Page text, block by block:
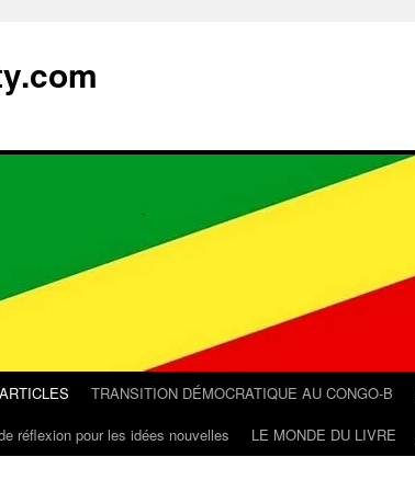
TRANSITION DÉMOCRATIQUE AU CONGO-B
réflexion pour les idées nouvelles LE MONDE DU LIVRE